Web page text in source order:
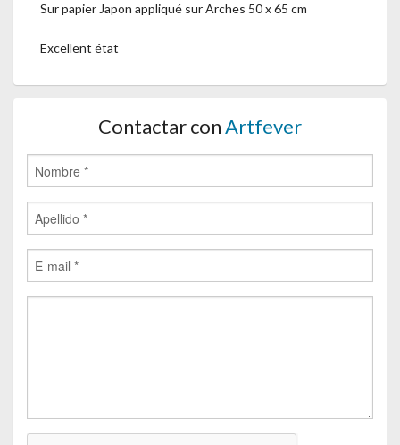
Sur papier Japon appliqué sur Arches 50 x 65 cm
Excellent état
Contactar conArtfever